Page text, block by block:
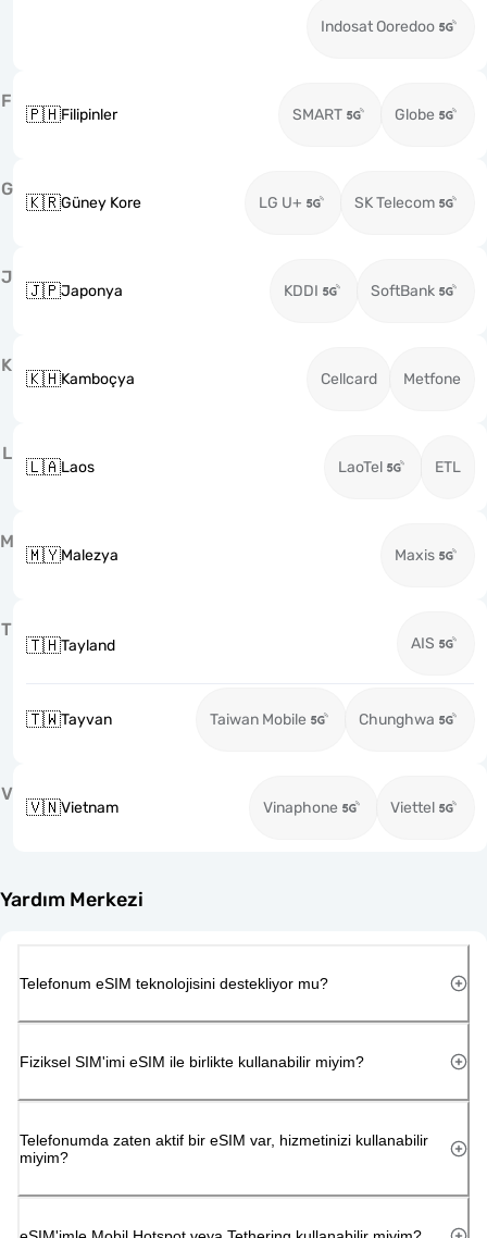
Indosat Ooredoo
F
🇵🇭Filipinler SMART Globe
G
🇰🇷Güney Kore LG U+ SK Telecom
J
🇯🇵Japonya KDDI SoftBank
K
🇰🇭Kamboçya Cellcard Metfone
L
🇱🇦Laos LaoTel ETL
M
🇲🇾Malezya Maxis
T
🇹🇭Tayland AIS
🇹🇼Tayvan Taiwan Mobile Chunghwa
V
🇻🇳Vietnam Vinaphone Viettel
Yardım Merkezi
Telefonum eSIM teknolojisini destekliyor mu?
Fiziksel SIM'imi eSIM ile birlikte kullanabilir miyim?
Telefonumda zaten aktif bir eSIM var, hizmetinizi kullanabilir
miyim?